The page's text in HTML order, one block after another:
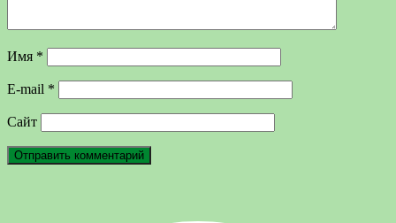
Имя *
E-mail *
Сайт